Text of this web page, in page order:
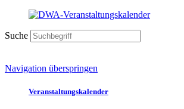
Suche
Navigation überspringen
Veranstaltungskalender